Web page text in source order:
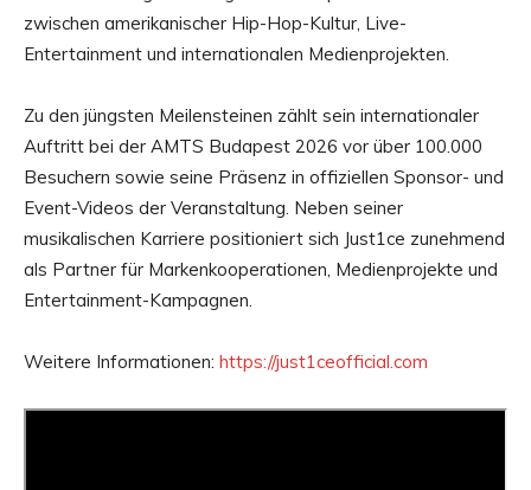
zwischen amerikanischer Hip-Hop-Kultur, Live-
Entertainment und internationalen Medienprojekten.
Zu den jüngsten Meilensteinen zählt sein internationaler
Auftritt bei der AMTS Budapest 2026 vor über 100.000
Besuchern sowie seine Präsenz in offiziellen Sponsor- und
Event-Videos der Veranstaltung. Neben seiner
musikalischen Karriere positioniert sich Just1ce zunehmend
als Partner für Markenkooperationen, Medienprojekte und
Entertainment-Kampagnen.
Weitere Informationen: https://just1ceofficial.com